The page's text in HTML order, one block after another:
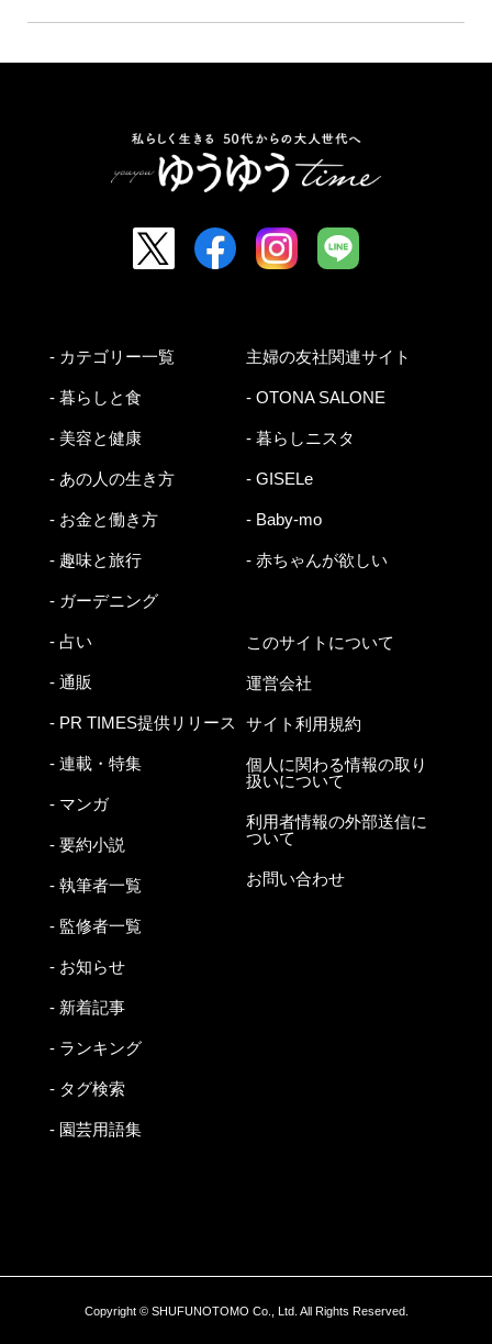
- カテゴリー一覧
- 暮らしと食
- 美容と健康
- あの人の生き方
- お金と働き方
- 趣味と旅行
- ガーデニング
- 占い
- 通販
- PR TIMES提供リリース
- 連載・特集
- マンガ
- 要約小説
- 執筆者一覧
- 監修者一覧
- お知らせ
- 新着記事
- ランキング
- タグ検索
- 園芸用語集
主婦の友社関連サイト
- OTONA SALONE
- 暮らしニスタ
- GISELe
- Baby-mo
- 赤ちゃんが欲しい
このサイトについて
運営会社
サイト利用規約
個人に関わる情報の取り
扱いについて
利用者情報の外部送信に
ついて
お問い合わせ
Copyright © SHUFUNOTOMO Co., Ltd. All Rights Reserved.